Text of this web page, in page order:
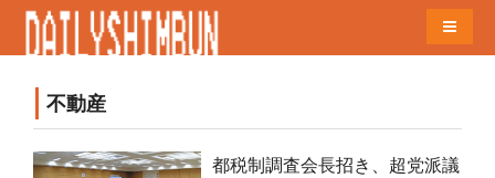
不動産
都税制調査会長招き、超党派議